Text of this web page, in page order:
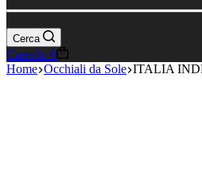
Cerca
Carrello 0
Home Occhiali da Sole ITALIA